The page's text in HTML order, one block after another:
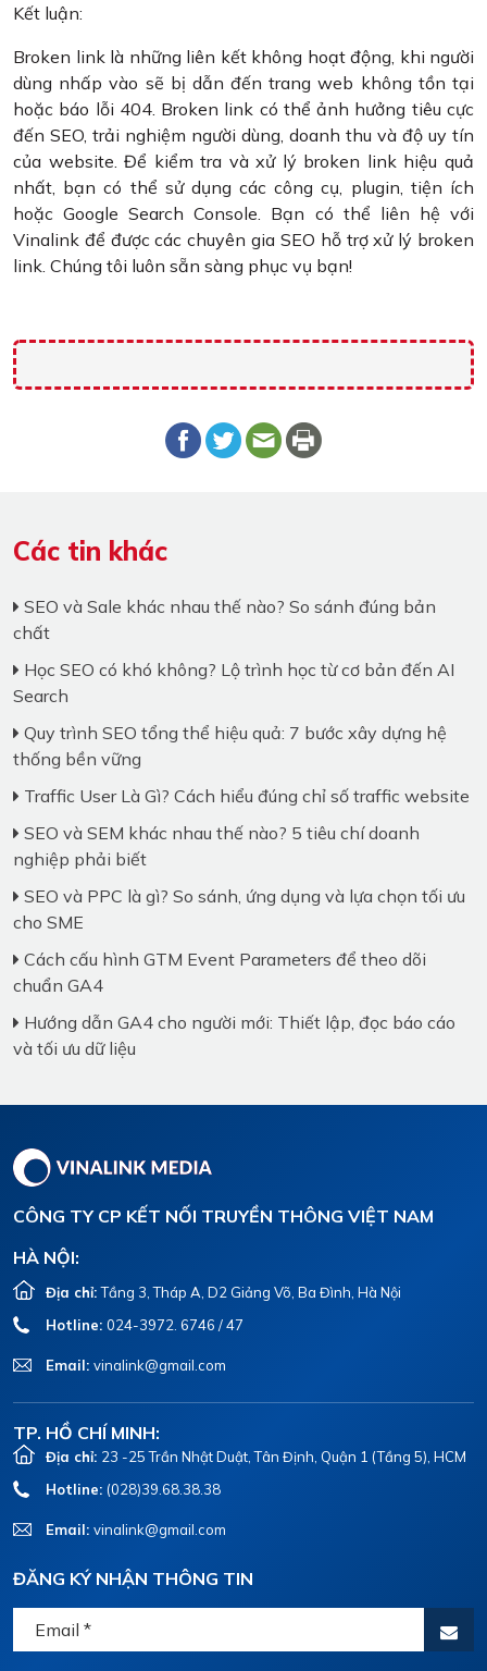
Kết luận:
Broken link là những liên kết không hoạt động, khi người
dùng nhấp vào sẽ bị dẫn đến trang web không tồn tại
hoặc báo lỗi 404. Broken link có thể ảnh hưởng tiêu cực
đến SEO, trải nghiệm người dùng, doanh thu và độ uy tín
của website. Để kiểm tra và xử lý broken link hiệu quả
nhất, bạn có thể sử dụng các công cụ, plugin, tiện ích
hoặc Google Search Console. Bạn có thể liên hệ với
Vinalink để được các chuyên gia SEO hỗ trợ xử lý broken
link. Chúng tôi luôn sẵn sàng phục vụ bạn!
Các tin khác
SEO và Sale khác nhau thế nào? So sánh đúng bản
chất
Học SEO có khó không? Lộ trình học từ cơ bản đến AI
Search
Quy trình SEO tổng thể hiệu quả: 7 bước xây dựng hệ
thống bền vững
Traffic User Là Gì? Cách hiểu đúng chỉ số traffic website
SEO và SEM khác nhau thế nào? 5 tiêu chí doanh
nghiệp phải biết
SEO và PPC là gì? So sánh, ứng dụng và lựa chọn tối ưu
cho SME
Cách cấu hình GTM Event Parameters để theo dõi
chuẩn GA4
Hướng dẫn GA4 cho người mới: Thiết lập, đọc báo cáo
và tối ưu dữ liệu
CÔNG TY CP KẾT NỐI TRUYỀN THÔNG VIỆT NAM
HÀ NỘI:
Địa chỉ:Tầng 3, Tháp A, D2 Giảng Võ, Ba Đình, Hà Nội
Hotline: 024-3972. 6746 / 47
Email: vinalink@gmail.com
TP. HỒ CHÍ MINH:
Địa chỉ: 23 -25 Trần Nhật Duật, Tân Định, Quận 1 (Tầng 5), HCM
Hotline: (028)39.68.38.38
Email: vinalink@gmail.com
ĐĂNG KÝ NHẬN THÔNG TIN